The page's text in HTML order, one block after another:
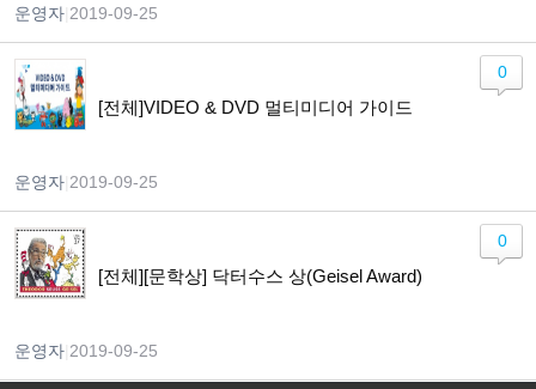
운영자 2019-09-25
[전체]VIDEO & DVD 멀티미디어 가이드
운영자 2019-09-25
0
[전체][문학상] 닥터수스 상(Geisel Award)
운영자 2019-09-25
0